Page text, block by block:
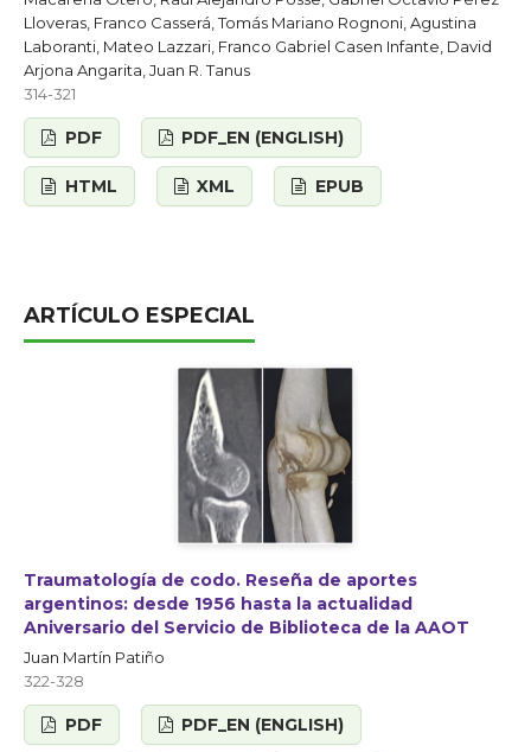
Lloveras, Franco Casserá, Tomás Mariano Rognoni, Agustina
Laboranti, Mateo Lazzari, Franco Gabriel Casen Infante, David
Arjona Angarita, Juan R. Tanus
314-321
PDF PDF_EN (ENGLISH)
HTML XML EPUB
ARTÍCULO ESPECIAL
Traumatología de codo. Reseña de aportes
argentinos: desde 1956 hasta la actualidad
Aniversario del Servicio de Biblioteca de la AAOT
Juan Martín Patiño
322-328
PDF PDF_EN (ENGLISH)